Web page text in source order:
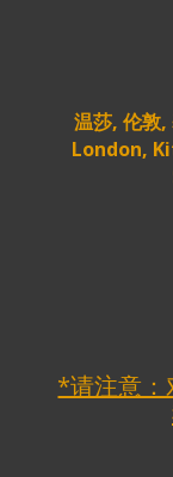
温莎, 伦敦
London,
*请注意：